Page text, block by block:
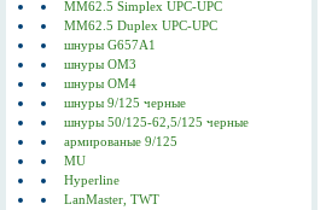
MM62.5 Simplex UPC-UPC
MM62.5 Duplex UPC-UPC
шнуры G657A1
шнуры ОМ3
шнуры ОМ4
шнуры 9/125 черные
шнуры 50/125-62,5/125 черные
армированые 9/125
MU
Hyperline
LanMaster, TWT